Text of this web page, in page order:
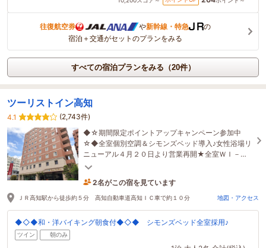
往復航空券 や新幹線・特急
の
宿泊＋交通がセットのプランをみる
すべての宿泊プランをみる（20件）
ツーリストイン高知
4.1
(2,743件)
◆☆期間限定ポイントアップキャンペーン参加中
☆◆全室個別空調＆シモンズベッド導入♪女性浴場リ
ニューアル４月２０日より営業再開★全室ＷＩ－Ｆ
Ｉ＆有線ＬＡＮ接続無料★繁華街、日曜市へ徒歩５
2名がこの宿を見ています
55分前に予約されました
ＪＲ高知駅から徒歩約５分 高知自動車道高知ＩＣ車で約１０分 地図・アクセス
◆◇◆和・洋バイキング朝食付◆◇◆ シモンズベッド全室採用♪
ツイン 朝のみ